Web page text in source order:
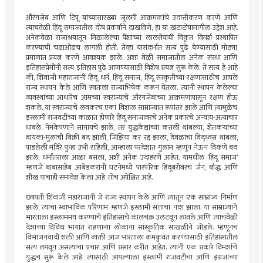
औरंगजेब आणि टिपू यांच्यासारख्या जुलमी आक्रमकांचे उदात्तीकरण करणे आणि
त्याचवेळी हिंदू समाजातील दोष प्रकर्षाने दाखविणे, हा या खटाटोपामागील उद्देश आहे.
अनेकवेळा राजाश्रयातून मिळालेल्या पैशांच्या लालसेपायी विकृत विमर्श प्रस्थापित
करण्याची चढाओढच लागली होती. तेव्हा यासंदर्भात सत्य पुढे येण्यासाठी मोठ्या
प्रमाणात प्रयत्न करणे आवश्यक झाले. अशा वेळी समाजातील अनेक संस्था आणि
इतिहासप्रेमींनी सत्य इतिहास पुढे आणण्यासाठी विशेष प्रयत्न सुरू केले. ते सत्य हे आहे
की, शिवाजी महाराजांनी हिंदू धर्म, हिंदू समाज, हिंदू संस्कृतीच्या रक्षणासाठीच आपले
राज्य स्थापन केले आणि स्वतःला राज्याभिषेक करून घेतला. त्यांनी स्थापन केलेल्या
व्यवस्थांच्या आधारेच आमच्या स्वराज्याचे औरंगजेबाच्या आक्रमणापासून रक्षण होऊ
शकले. या स्वराज्याचे लवकरच एका विशाल साम्राज्यात रूपांतर झाले आणि त्यामुळेच
इस्लामी राजवटींच्या काळात होणारे हिंदू समाजावरचे अनेक प्रकारचे अन्याय-अत्याचार
थांबले. नेमकेपणाने सांगायचे झाले, तर युद्धकैद्यांच्या कत्तली थांबल्या, शेतकऱ्यांच्या
बायका-मुलांची विक्री बंद झाली, जिझिया कर रद्द झाला, देवळांचा विद्ध्वंस थांबला,
पाडलेली मंदिरे पुन्हा उभी राहिली, आम्हाला परदेशात गुलाम म्हणून नेऊन विकणे बंद
झाले, धर्मांतराला आळा बसला, अशी अनेक उदाहरणे आहेत. यामधील ‌‘हिंदू समाज‌’
म्हणजे बाबासाहेब आंबेडकरांनी घटनेमध्ये पारंपरिक हिंदूंबरोबरच जैन, बौद्ध आणि
शीख यांचाही समावेश केला आहे, तोच अपेक्षित आहे.
छत्रपती शिवाजी महाराजांनी जे राज्य स्थापन केले आणि त्यातून एक साम्राज्य निर्माण
झाले, त्याचा स्वाभाविक परिणाम म्हणजे इस्लामी सत्तांचा नाश झाला. या साम्राज्याने
भारताला इस्लाममय करण्याचे इतिहासाचे कालचक्र उलटवून लावले आणि त्याचवेळी
देशाच्या विविध भागांत राहणाऱ्या लोकांना सांस्कृतिक साखळीने जोडले. म्हणूनच
विभाजनवादी शक्ती आणि व्यक्ती आज भारताला कमकुवत करण्यासाठी इतिहासातील
सत्य लपवून असत्याचा प्रचार आणि प्रसार करीत आहेत. त्यांनी एक प्रकारे विमर्शाचे
युद्धच सुरू केले आहे. त्यासाठी आपल्याला इस्लामी राजवटींचा आणि इंग्रजांच्या